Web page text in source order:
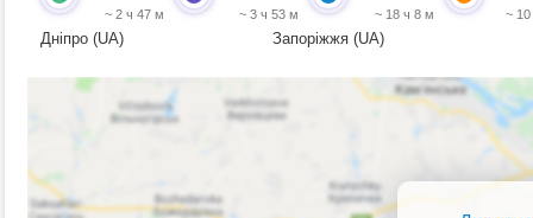
Дніпро (UA)
~ 2 ч 47 м ~ 3 ч 53 м
Запоріжжя (UA)
~ 18 ч 8 м ~